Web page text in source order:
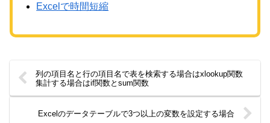
Excelで時間短縮
列の項目名と行の項目名で表を検索する場合はxlookup関数
集計する場合はif関数とsum関数
Excelのデータテーブルで3つ以上の変数を設定する場合